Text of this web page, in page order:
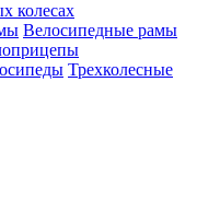
колесах
Велосипедные рамы
Трехколесные